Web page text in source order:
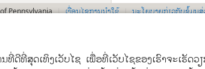
ດີທີ່ສຸດເທິງເວັບໄຊ ເພື່ອທີ່ເວັບໄຊຂອງເຮົາຈະເຮັດ
Pennsylvania ເງື່ອນໄຂການນຳໃຊ້ ນະໂຍບາຍກ່ຽວກັບຂໍ້ມູນ